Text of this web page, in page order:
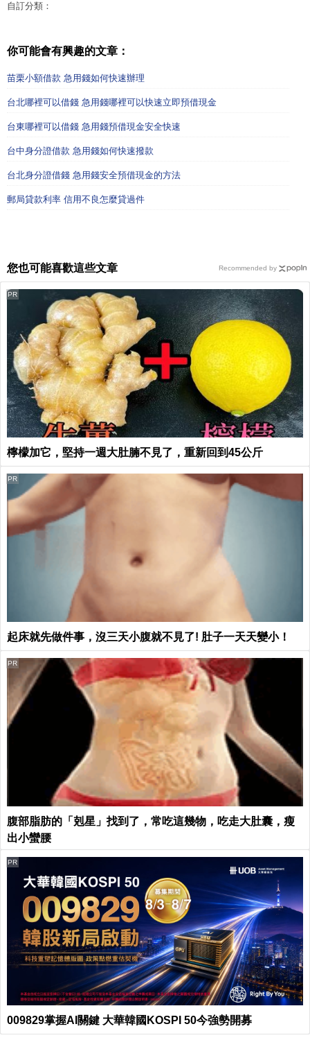
自訂分類：
你可能會有興趣的文章：
苗栗小額借款 急用錢如何快速辦理
台北哪裡可以借錢 急用錢哪裡可以快速立即預借現金
台東哪裡可以借錢 急用錢預借現金安全快速
台中身分證借款 急用錢如何快速撥款
台北身分證借錢 急用錢安全預借現金的方法
郵局貸款利率 信用不良怎麼貸過件
您也可能喜歡這些文章
檸檬加它，堅持一週大肚腩不見了，重新回到45公斤
PR
起床就先做件事，沒三天小腹就不見了! 肚子一天天變小！
PR
腹部脂肪的「剋星」找到了，常吃這幾物，吃走大肚囊，瘦
出小蠻腰
PR
009829掌握AI關鍵 大華韓國KOSPI 50今強勢開募
PR
Recommended by